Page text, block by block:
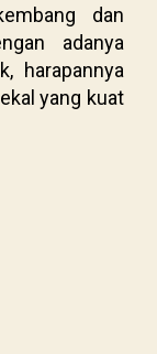
dan
adanya
harapannya
yang kuat